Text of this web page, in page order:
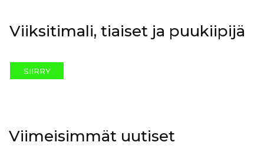
Viiksitimali, tiaiset ja puukiipijä
SIIRRY
Viimeisimmät uutiset